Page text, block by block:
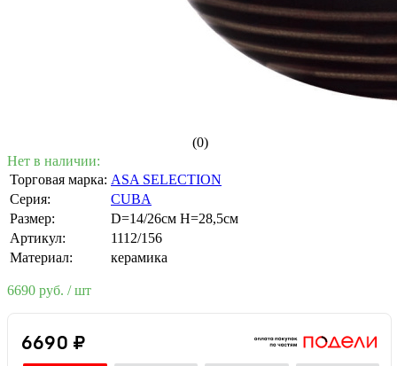
(0)
Нет в наличии:
Торговая марка: ASA SELECTION
Серия:
CUBA
Размер:
D=14/26см H=28,5см
Артикул:
1112/156
Материал:
керамика
6690 руб. / шт
6690 ₽